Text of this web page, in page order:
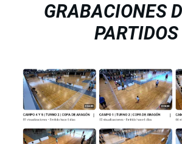
GRABACIONES
PARTIDOS